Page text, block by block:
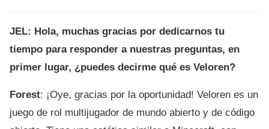
JEL: Hola, muchas gracias por dedicarnos tu
tiempo para responder a nuestras preguntas, en
primer lugar, ¿puedes decirme qué es Veloren?
Forest: ¡Oye, gracias por la oportunidad! Veloren es un
juego de rol multijugador de mundo abierto y de código